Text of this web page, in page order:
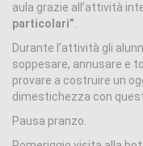
aula grazie all’attività
particolari”
Durante l’attività gli
soppesare, annusare e
provare a costruire un
dimestichezza con
Pausa pranzo.